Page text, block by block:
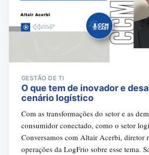
GESTÃO DE TI
O que tem de inovador e
cenário logístico
Com as transformações do setor e as
consumidor conectado, como o setor
Conversamos com Altair Acerbi, diretor
operações da LogFrio sobre esse tema.